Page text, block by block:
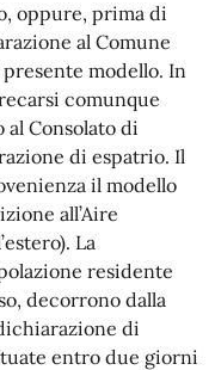
oppure, prima di
al Comune
modello. In
comunque
al Consolato di
di espatrio. Il
il modello
all’Aire
La
residente
decorrono dalla
di
entro due giorni